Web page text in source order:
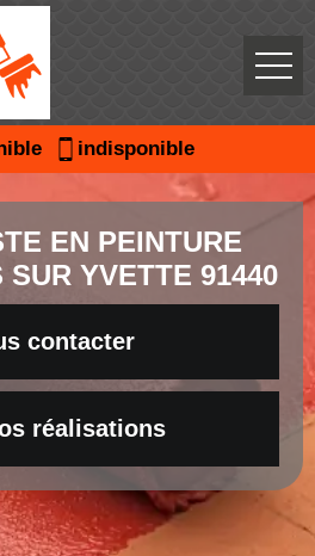
indisponible
EN PEINTURE
SUR YVETTE 91440
contacter
réalisations